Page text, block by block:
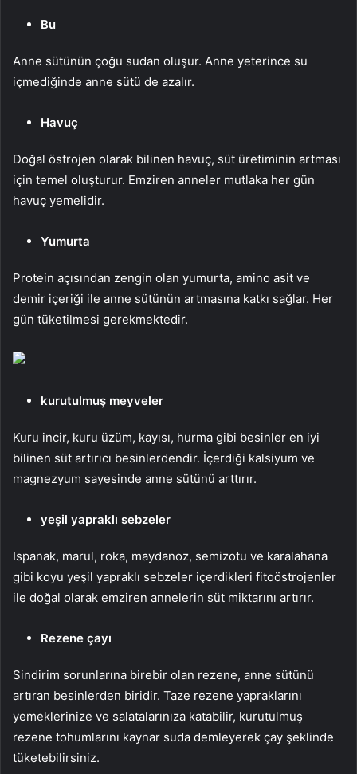
Bu
Anne sütünün çoğu sudan oluşur. Anne yeterince su
içmediğinde anne sütü de azalır.
Havuç
Doğal östrojen olarak bilinen havuç, süt üretiminin artması
için temel oluşturur. Emziren anneler mutlaka her gün
havuç yemelidir.
Yumurta
Protein açısından zengin olan yumurta, amino asit ve
demir içeriği ile anne sütünün artmasına katkı sağlar. Her
gün tüketilmesi gerekmektedir.
kurutulmuş meyveler
Kuru incir, kuru üzüm, kayısı, hurma gibi besinler en iyi
bilinen süt artırıcı besinlerdendir. İçerdiği kalsiyum ve
magnezyum sayesinde anne sütünü arttırır.
yeşil yapraklı sebzeler
Ispanak, marul, roka, maydanoz, semizotu ve karalahana
gibi koyu yeşil yapraklı sebzeler içerdikleri fitoöstrojenler
ile doğal olarak emziren annelerin süt miktarını artırır.
Rezene çayı
Sindirim sorunlarına birebir olan rezene, anne sütünü
artıran besinlerden biridir. Taze rezene yapraklarını
yemeklerinize ve salatalarınıza katabilir, kurutulmuş
rezene tohumlarını kaynar suda demleyerek çay şeklinde
tüketebilirsiniz.